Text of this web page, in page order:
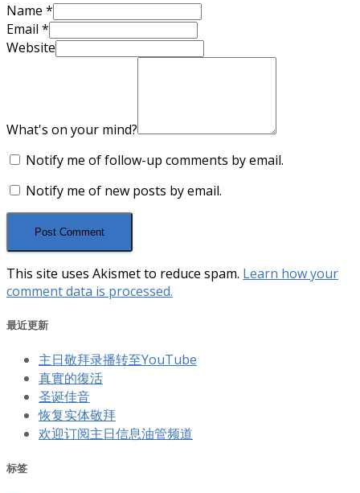
Name *
Email *
Website
What's on your mind?
Notify me of follow-up comments by email.
Notify me of new posts by email.
This site uses Akismet to reduce spam. Learn how your
comment data is processed.
最近更新
主日敬拜录播转至YouTube
真實的復活
圣诞佳音
恢复实体敬拜
欢迎订阅主日信息油管频道
标签